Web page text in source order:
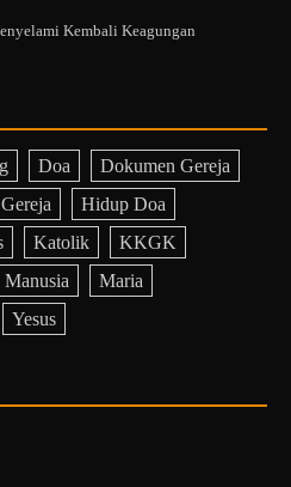
Kembali Keagungan
Doa
Dokumen Gereja
Gereja
Hidup Doa
Katolik
KKGK
Manusia
Maria
Yesus